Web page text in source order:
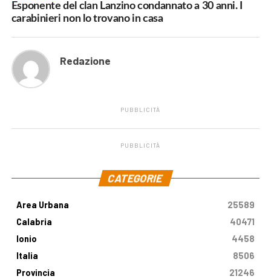
Esponente del clan Lanzino condannato a 30 anni. I
carabinieri non lo trovano in casa
Redazione
PUBBLICITÀ
PUBBLICITÀ
CATEGORIE
Area Urbana
25589
Calabria
40471
Ionio
4458
Italia
8506
Provincia
21246